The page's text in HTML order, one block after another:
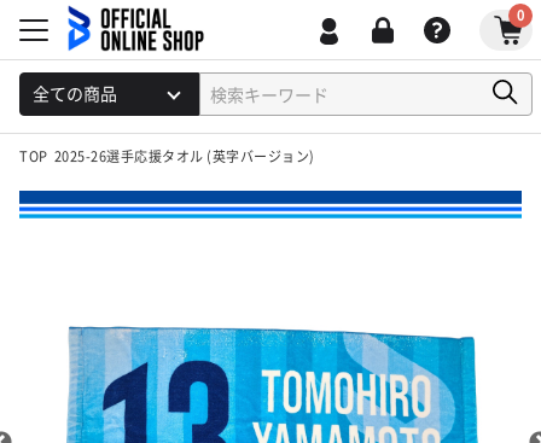
0
TOP 2025-26選手応援タオル (英字バージョン)